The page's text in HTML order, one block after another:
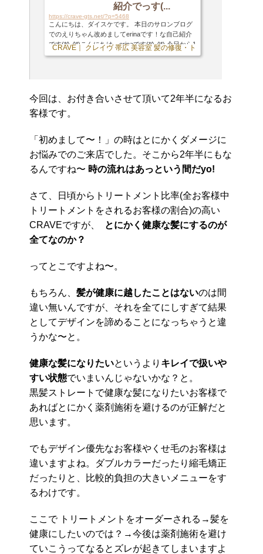
紹介でっす(...
https://crave-gts.net/?p=5468
こんにちは、ダイスケです。 本日のサロンブログ
でのえりちゃん改めましてerinaです！な自己紹介
です(*^_^*)こんにちは、erinaです(*^_^*) 今日から1
週間、いつものように張り切って更新していきま
に乗ります…兎年と言うと「似合わないwww」と
言われますが獅子座ですと言うと「あ〜ぽいかも
ね笑」と言われます。ナンダソリャwお客様との会
CRAVE｜ クレイヴ 帯広 美容室 髪の修復・トリートメント専門店
今回は、お付き合いさせて頂いて2年半になるお
客様です。
「初めまして〜！」の時はとにかくダメージに
お悩みでのご来店でした。そこから2年半にもな
るんですね〜 時の流れはあっという間だyo!
さて、日頃からトリートメント比率(全お客様中
トリートメントをされるお客様の割合)の高い
CRAVEですが、
とにかく健康な髪にするのが
全てなのか？
ってとこですよね〜。
もちろん、 髪が健康に越したことはないのは間
違い無いんですが、それを全てにしすぎて結果
としてデザインを諦めることになっちゃうと違
うかな〜と。
健康な髪になりたいというより キレイで扱いや
すい状態でいまいんじゃないかな？と。
黒髪ストレートで健康な髪になりたいお客様で
あればとにかく薬剤施術を避けるのが正解だと
思います。
でもデザイン優先なお客様やくせ毛のお客様は
違いますよね。ダブルカラーだったり縮毛矯正
だったりと、比較的負担の大きいメニューをす
るわけです。
ここで トリートメントをオーダーされる→髪を
健康にしたいのでは？→今後は薬剤施術を避け
ていこうってなるとズレが起きてしまいますよ